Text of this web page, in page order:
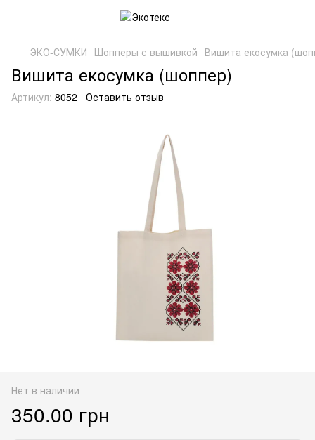
ЭКО-СУМКИ Шопперы с вышивкой Вишита екосумка
Вишита екосумка (шоппер)
Артикул: 8052 Оставить отзыв
Нет в наличии
350.00 грн